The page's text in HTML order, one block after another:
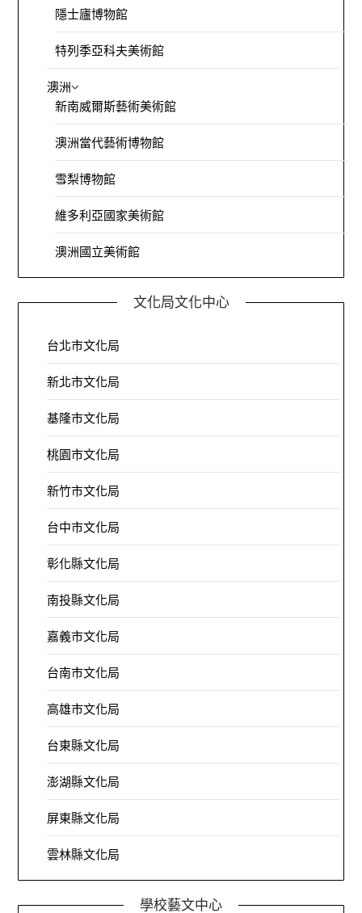
隱士廬博物館
特列季亞科夫美術館
澳洲
新南威爾斯藝術美術館
澳洲當代藝術博物館
雪梨博物館
維多利亞國家美術館
澳洲國立美術館
文化局文化中心
台北市文化局
新北市文化局
基隆市文化局
桃園市文化局
新竹市文化局
台中市文化局
彰化縣文化局
南投縣文化局
嘉義市文化局
台南市文化局
高雄市文化局
台東縣文化局
澎湖縣文化局
屏東縣文化局
雲林縣文化局
學校藝文中心